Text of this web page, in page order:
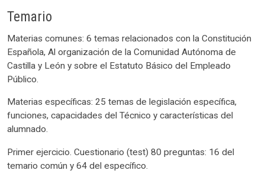
Temario
Materias comunes: 6 temas relacionados con la Constitución
Española, Al organización de la Comunidad Autónoma de
Castilla y León y sobre el Estatuto Básico del Empleado
Público.
Materias específicas: 25 temas de legislación específica,
funciones, capacidades del Técnico y características del
alumnado.
Primer ejercicio. Cuestionario (test) 80 preguntas: 16 del
temario común y 64 del específico.